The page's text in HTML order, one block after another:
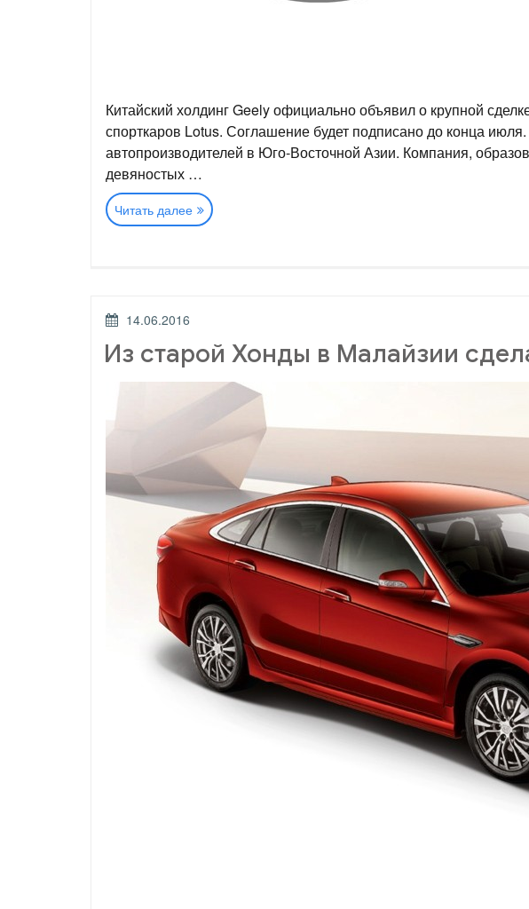
Китайский холдинг Geely официально объявил о крупной
спорткаров Lotus. Соглашение будет подписано до конца
автопроизводителей в Юго-Восточной Азии. Компания,
девяностых …
Читать далее «Geely
покупает
ОПУБЛИКОВАНО
14.06.2016
Из старой Хонды в Малайзии